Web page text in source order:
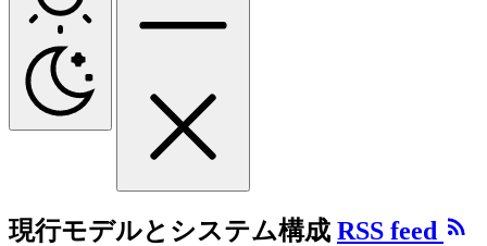
現行モデルとシステム構成 RSS feed